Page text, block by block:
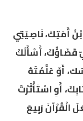
أَمَتِكَ، نَاصِيَتِي
أَسْأَلُكَ
أَوْ عَلَّمْتَهُ
أَوِ اسْتَأْثَرْتَ
الْقُرْآنَ رَبِيعَ